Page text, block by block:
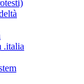
.italia